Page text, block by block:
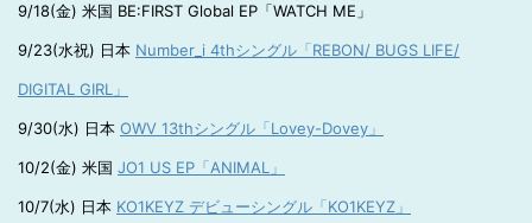
9/18(金) 米国 BE:FIRST Global EP「WATCH ME」
9/23(水祝) 日本 Number_i 4thシングル「REBON/ BUGS LIFE/
DIGITAL GIRL」
9/30(水) 日本 OWV 13thシングル「Lovey-Dovey」
10/2(金) 米国 JO1 US EP「ANIMAL」
10/7(水) 日本 KO1KEYZ デビューシングル「KO1KEYZ」